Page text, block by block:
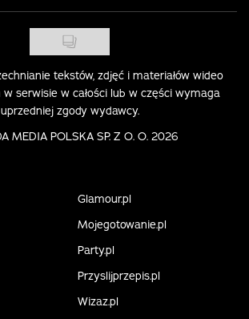
tekstów, zdjęć i materiałów wideo
serwisie w całości lub w części wymaga
uprzedniej zgody wydawcy.
MEDIA POLSKA SP. Z O. O. 2026
Glamour.pl
Mojegotowanie.pl
Party.pl
Przyslijprzepis.pl
Wizaz.pl